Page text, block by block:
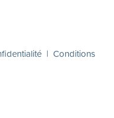
| Conditions